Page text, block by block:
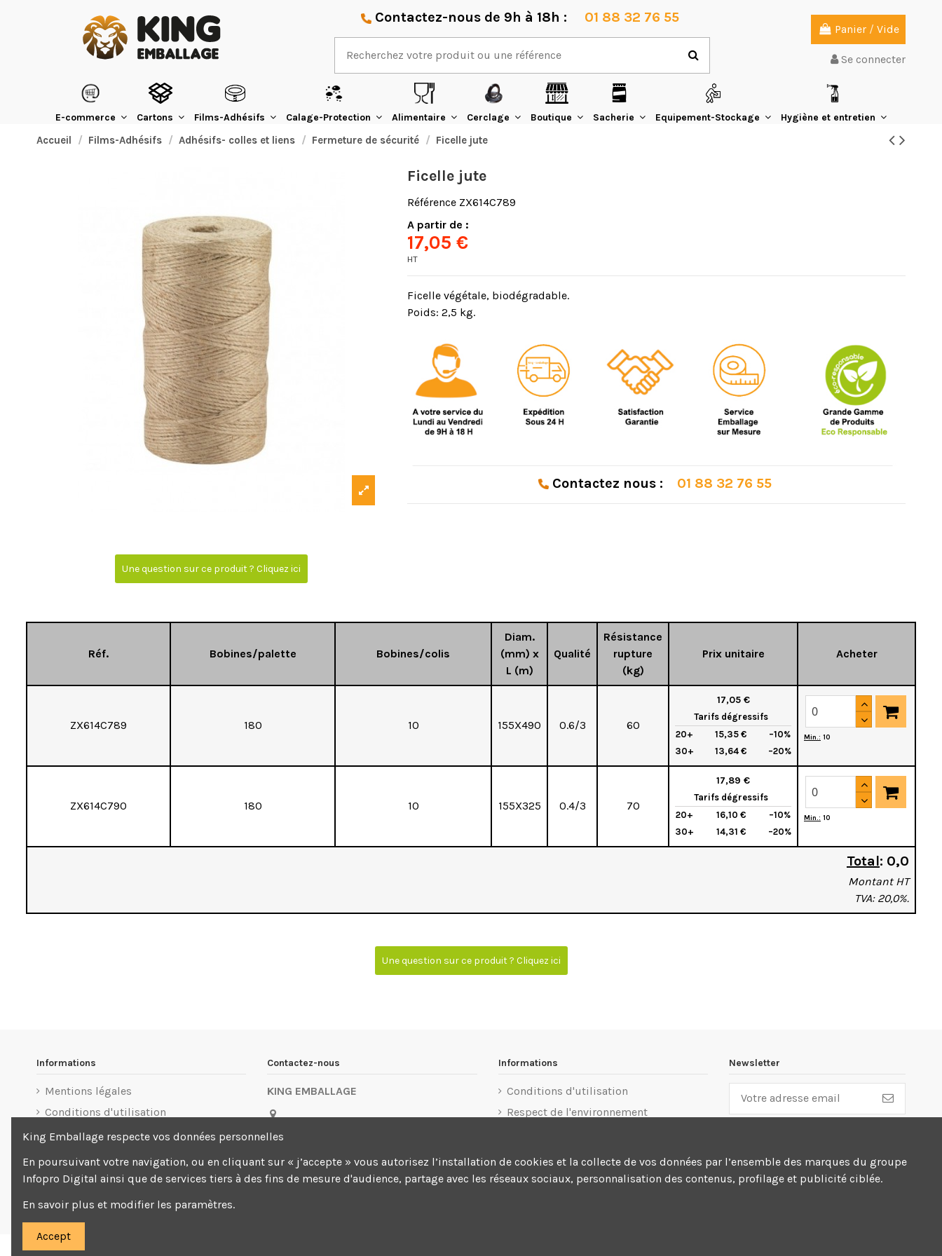
Contactez-nous de 9h à 18h : 01 88 32 76 55
Panier / Vide
Se connecter
E-commerce Cartons Films-Adhésifs Calage-Protection Alimentaire Cerclage Boutique Sacherie Equipement-Stockage Hygiène et entretien
Accueil Films-Adhésifs Adhésifs- colles et liens Fermeture de sécurité Ficelle jute
Une question sur ce produit ? Cliquez ici
Ficelle jute
Référence ZX614C789
A partir de :
17,05 €
HT
Ficelle végétale, biodégradable.
Poids: 2,5 kg.
Contactez nous : 01 88 32 76 55
Réf. Bobines/palette Bobines/colis
Diam.
(mm) x
L (m)
Qualité
Résistance
rupture
(kg)
Prix unitaire Acheter
ZX614C789 180 10 155X490 0.6/3 60
17,05 €
Tarifs dégressifs
20+
15,35 €
–10%
30+
13,64 € –20%
Min.: 10
ZX614C790 180 10 155X325 0.4/3 70
17,89 €
Tarifs dégressifs
20+
16,10 €
–10%
30+
14,31 € –20%
Min.: 10
Total: 0,0
Montant HT
TVA: 20,0%.
Une question sur ce produit ? Cliquez ici
Informations
Mentions légales
Conditions d'utilisation
Livraison
Contactez-nous
KING EMBALLAGE
3 Allée du 1er Mai 77183 Croissy-
01 88 32 76 55
Informations
Conditions d'utilisation
Respect de l'environnement
Conditions d'annulation
Newsletter
King Emballage respecte vos données personnelles
En poursuivant votre navigation, ou en cliquant sur « j’accepte » vous autorisez l’installation de cookies et la collecte de vos données par l’ensemble des marques du groupe
Infopro Digital ainsi que de services tiers à des fins de mesure d'audience, partage avec les réseaux sociaux, personnalisation des contenus, profilage et publicité ciblée.
En savoir plus et modifier les paramètres.
Accept